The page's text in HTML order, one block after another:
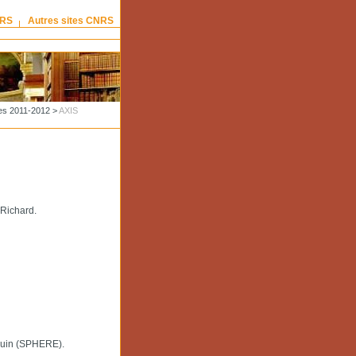
Autres sites CNRS
2011-2012>AXIS
(SPHERE).